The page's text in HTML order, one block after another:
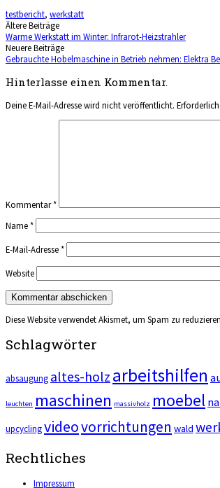
testbericht, werkstatt
Beitragsnavigation
Ältere Beiträge
Warme Werkstatt im Winter: Infrarot-Heizstrahler
Neuere Beiträge
Gebrauchte Hobelmaschine in Betrieb nehmen: Elektra
Hinterlasse einen Kommentar.
Deine E-Mail-Adresse wird nicht veröffentlicht.
Kommentar*
Name*
E-Mail-Adresse*
Website
Diese Website verwendet Akismet, um Spam zu
Schlagwörter
absaugung altes-holz arbeitshilfen
leuchten maschinen massivholz moebel
upcyclingvideovorrichtungen wald
Rechtliches
Impressum